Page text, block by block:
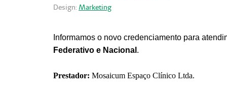
Design: Marketing
Informamos o novo credenciamento para
Federativo e Nacional .
Prestador: Mosaicum Espaço Clínico Ltda.